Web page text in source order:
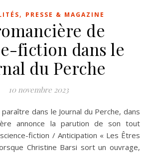
, PRESSE & MAGAZINE
de
fiction dans le
du Perche
10 novembre 2023
annonce la parution de son tout
fiction / Anticipation « Les Êtres
Christine Barsi sort un ouvrage,